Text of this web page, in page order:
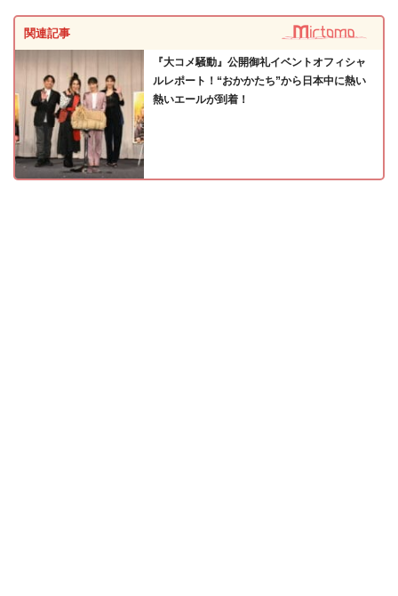
関連記事
『大コメ騒動』公開御礼イベントオフィシャ
ルレポート！“おかかたち”から日本中に熱い
熱いエールが到着！